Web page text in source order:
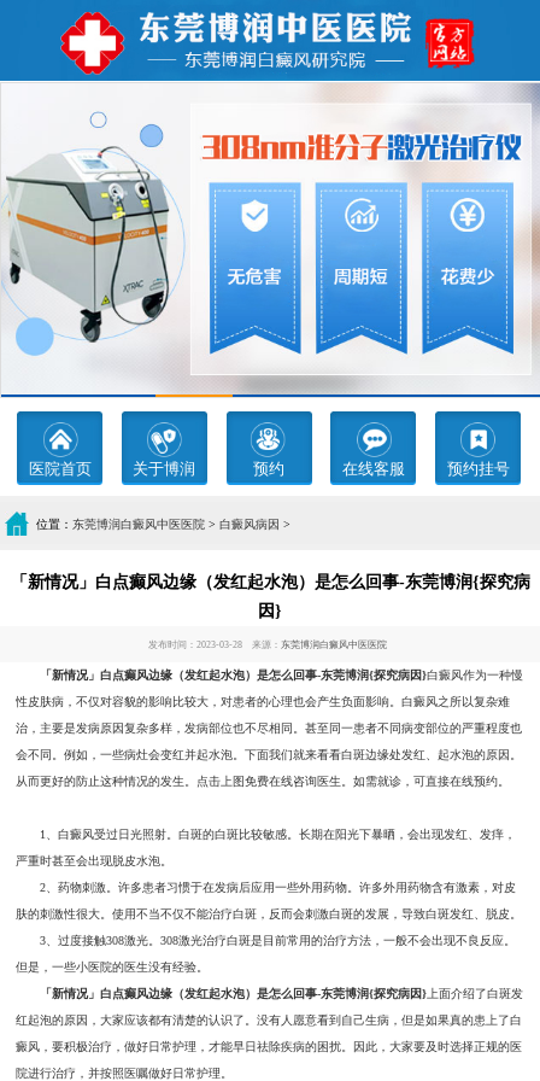
医院首页 关于博润 预约 在线客服 预约挂号
位置： 东莞博润白癜风中医医院 > 白癜风病因 >
「新情况」白点癫风边缘（发红起水泡）是怎么回事-东莞博润{探究病
因}
发布时间：2023-03-28 来源： 东莞博润白癜风中医医院
「新情况」白点癫风边缘（发红起水泡）是怎么回事-东莞博润{探究病因}白癜风作为一种慢
性皮肤病，不仅对容貌的影响比较大，对患者的心理也会产生负面影响。白癜风之所以复杂难
治，主要是发病原因复杂多样，发病部位也不尽相同。甚至同一患者不同病变部位的严重程度也
会不同。例如，一些病灶会变红并起水泡。下面我们就来看看白斑边缘处发红、起水泡的原因。
从而更好的防止这种情况的发生。点击上图免费在线咨询医生。如需就诊，可直接在线预约。
1、白癜风受过日光照射。白斑的白斑比较敏感。长期在阳光下暴晒，会出现发红、发痒，
严重时甚至会出现脱皮水泡。
2、药物刺激。许多患者习惯于在发病后应用一些外用药物。许多外用药物含有激素，对皮
肤的刺激性很大。使用不当不仅不能治疗白斑，反而会刺激白斑的发展，导致白斑发红、脱皮。
3、过度接触308激光。308激光治疗白斑是目前常用的治疗方法，一般不会出现不良反应。
但是，一些小医院的医生没有经验。
「新情况」白点癫风边缘（发红起水泡）是怎么回事-东莞博润{探究病因}上面介绍了白斑发
红起泡的原因，大家应该都有清楚的认识了。没有人愿意看到自己生病，但是如果真的患上了白
癜风，要积极治疗，做好日常护理，才能早日祛除疾病的困扰。因此，大家要及时选择正规的医
院进行治疗，并按照医嘱做好日常护理。